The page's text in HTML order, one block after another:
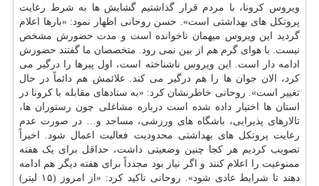
ویروس کرونا، با مردم قرار گذاشتیم گشایش ها به شرط رعایت
پروتکل های بهداشتی است». حسن روحانی اظهار نمود: «بارها اعلام
گردید این ویروس میهمان ناخوانده است و مدت حضورش مشخص
نیست. با هوای گرم هم از بین نمی رود. متخصصان ما گفتند حضورش
ادامه دار است. این ویروس ناشناخته است، اول پیرها را درگیر می
کرد، الان جوان ها را هم درگیر می کند. علائمش هم دائماً در حال
تغییر است». روحانی خاطرنشان کرد: «به ستادهای مقابله با کرونا در
استان ها اختیار داده شده است درباره مشاغلی چون رستوران ها،
تالارهای پذیرایی، باشگاه های ورزشی، مساجد و… در صورت عدم
رعایت پروتکل های بهداشتی محدودیت فعالیت اعمال شود. اخیراً
تصویب کردیم هر کجا چنین وضعیتی داشت، حداقل برای یک هفته
ممنوعیت را اعلام کنند و اگر نیاز بود مجدداً برای هفته دیگر هم ادامه
دهند تا شرایط عادی شود». روحانی تاکید کرد: «از امروز (۱۵ لیتر)